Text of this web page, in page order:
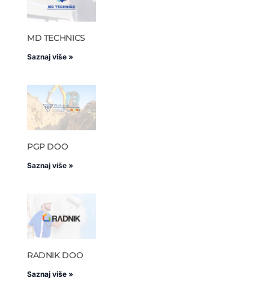
MD TECHNICS
Saznaj više »
PGP DOO
Saznaj više »
RADNIK DOO
Saznaj više »